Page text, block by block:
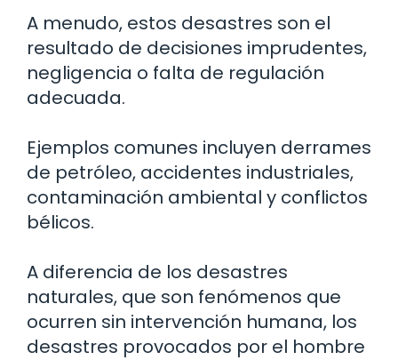
A menudo, estos desastres son el
resultado de decisiones imprudentes,
negligencia o falta de regulación
adecuada.
Ejemplos comunes incluyen derrames
de petróleo, accidentes industriales,
contaminación ambiental y conflictos
bélicos.
A diferencia de los desastres
naturales, que son fenómenos que
ocurren sin intervención humana, los
desastres provocados por el hombre